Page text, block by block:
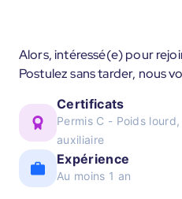
Alors, intéressé(e) pour
Postulez sans tarder, nous
Certificats
Permis C - Poids
auxiliaire
Expérience
Au moins 1 an